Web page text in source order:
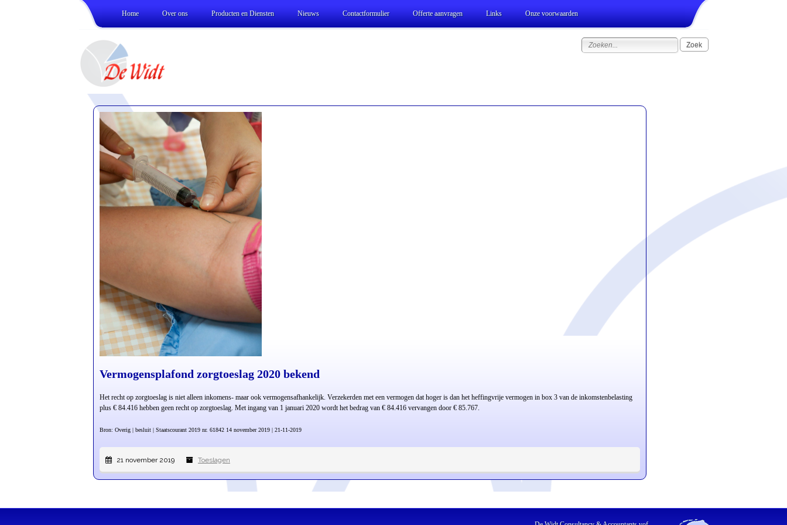
Home Over ons Producten en Diensten Nieuws Contactformulier Offerte aanvragen Links Onze voorwaarden
Vermogensplafond zorgtoeslag 2020 bekend
Het recht op zorgtoeslag is niet alleen inkomens- maar ook vermogensafhankelijk. Verzekerden met een vermogen dat hoger is dan het heffingvrije vermogen in box 3 van de inkomstenbelasting
plus € 84.416 hebben geen recht op zorgtoeslag. Met ingang van 1 januari 2020 wordt het bedrag van € 84.416 vervangen door € 85.767.
Bron: Overig | besluit | Staatscourant 2019 nr. 61842 14 november 2019 | 21-11-2019
21 november 2019 Toeslagen